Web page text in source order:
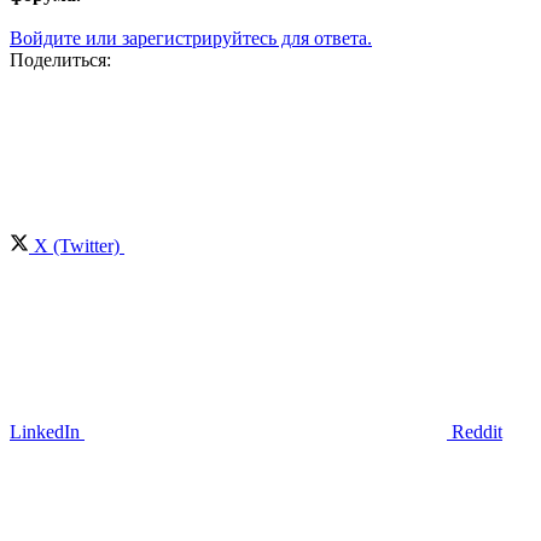
Войдите или зарегистрируйтесь для ответа.
Поделиться:
X (Twitter)
LinkedIn Reddit